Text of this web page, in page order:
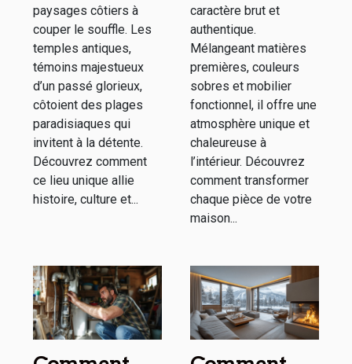
paysages côtiers à
couper le souffle. Les
temples antiques,
témoins majestueux
d’un passé glorieux,
côtoient des plages
paradisiaques qui
invitent à la détente.
Découvrez comment
ce lieu unique allie
histoire, culture et...
caractère brut et
authentique.
Mélangeant matières
premières, couleurs
sobres et mobilier
fonctionnel, il offre une
atmosphère unique et
chaleureuse à
l’intérieur. Découvrez
comment transformer
chaque pièce de votre
maison...